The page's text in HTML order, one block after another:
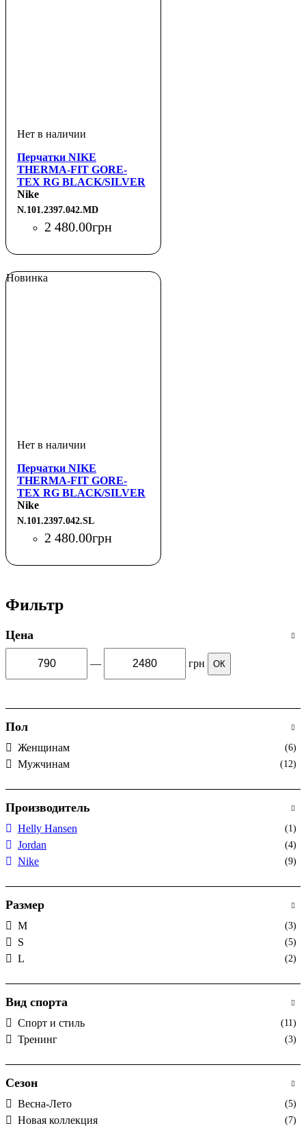
Перчатки NIKE
THERMA-FIT GORE-
TEX RG BLACK/SILVER
M
Nike
N.101.2397.042.MD
2 480.00грн
Новинка
Перчатки NIKE
THERMA-FIT GORE-
TEX RG BLACK/SILVER
S
Nike
N.101.2397.042.SL
2 480.00грн
Фильтр
Цена
— грн ОК
Пол
Женщинам (6)
Мужчинам (12)
Производитель
Helly Hansen (1)
Jordan (4)
Nike (9)
Размер
M (3)
S (5)
L (2)
Вид спорта
Спорт и стиль (11)
Тренинг (3)
Сезон
Весна-Лето (5)
Новая коллекция (7)